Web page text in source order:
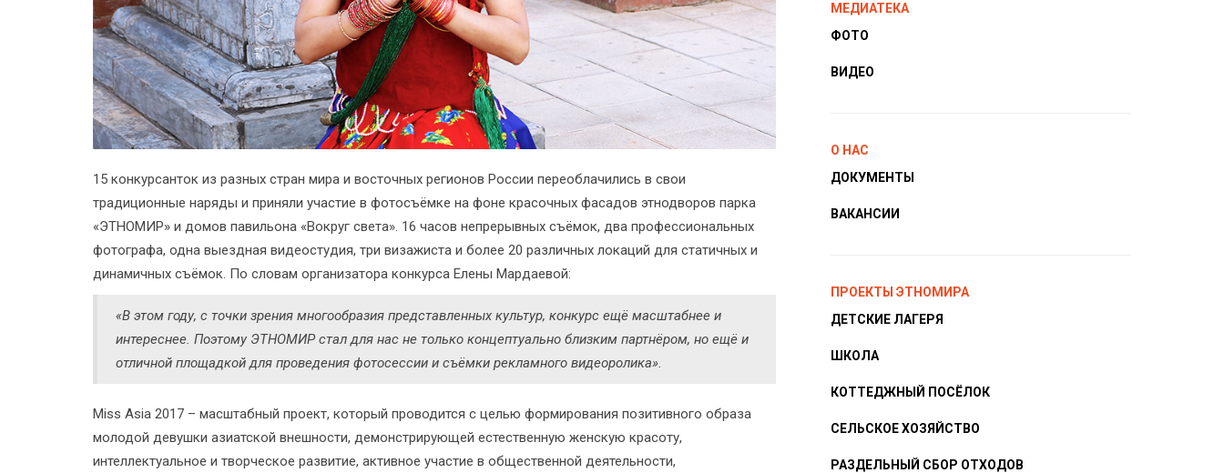
15 конкурсанток из разных стран мира и восточных регионов России переоблачились в свои
традиционные наряды и приняли участие в фотосъёмке на фоне красочных фасадов этнодворов парка
«ЭТНОМИР» и домов павильона «Вокруг света». 16 часов непрерывных съёмок, два профессиональных
фотографа, одна выездная видеостудия, три визажиста и более 20 различных локаций для статичных и
динамичных съёмок. По словам организатора конкурса Елены Мардаевой:
«В этом году, с точки зрения многообразия представленных культур, конкурс ещё масштабнее и
интереснее. Поэтому ЭТНОМИР стал для нас не только концептуально близким партнёром, но ещё и
отличной площадкой для проведения фотосессии и съёмки рекламного видеоролика».
Miss Asia 2017 – масштабный проект, который проводится с целью формирования позитивного образа
молодой девушки азиатской внешности, демонстрирующей естественную женскую красоту,
интеллектуальное и творческое развитие, активное участие в общественной деятельности,
МЕДИАТЕКА
ФОТО
ВИДЕО
О НАС
ДОКУМЕНТЫ
ВАКАНСИИ
ПРОЕКТЫ ЭТНОМИРА
ДЕТСКИЕ ЛАГЕРЯ
ШКОЛА
КОТТЕДЖНЫЙ ПОСЁЛОК
СЕЛЬСКОЕ ХОЗЯЙСТВО
РАЗДЕЛЬНЫЙ СБОР ОТХОДОВ